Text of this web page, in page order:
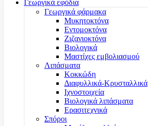
Γεωργικά εφόδια
Γεωργικά φάρμακα
Μυκητοκτόνα
Εντομοκτόνα
Ζιζανιοκτόνα
Βιολογικά
Μαστίχες εμβολιασμού
Λιπάσματα
Κοκκώδη
Διαφυλλικά-Κρυσταλλικά
Ιχνοστοιχεία
Βιολογικά λιπάσματα
Ερασιτεχνικά
Σπόροι